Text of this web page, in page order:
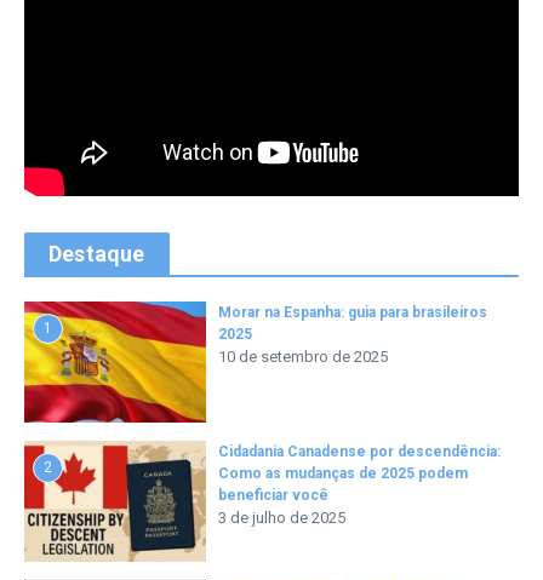
Destaque
1
Morar na Espanha: guia para brasileiros
2025
10 de setembro de 2025
2
Cidadania Canadense por descendência:
Como as mudanças de 2025 podem
beneficiar você
3 de julho de 2025